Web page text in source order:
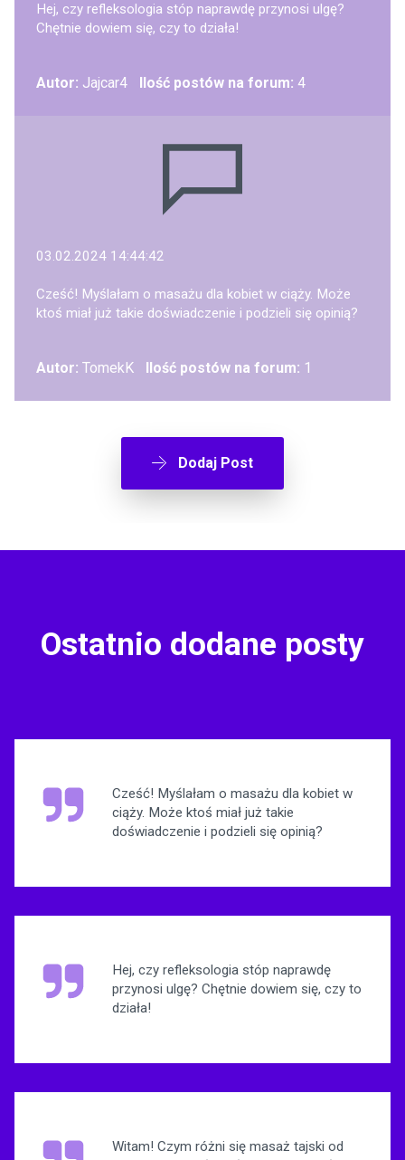
Hej, czy refleksologia stóp naprawdę przynosi ulgę?
Chętnie dowiem się, czy to działa!
Autor: Jajcar4 Ilość postów na forum: 4
03.02.2024 14:44:42
Cześć! Myślałam o masażu dla kobiet w ciąży. Może
ktoś miał już takie doświadczenie i podzieli się opinią?
Autor: TomekK Ilość postów na forum: 1
Dodaj Post
Ostatnio dodane posty
Cześć! Myślałam o masażu dla kobiet w
ciąży. Może ktoś miał już takie
doświadczenie i podzieli się opinią?
Hej, czy refleksologia stóp naprawdę
przynosi ulgę? Chętnie dowiem się, czy to
działa!
Witam! Czym różni się masaż tajski od